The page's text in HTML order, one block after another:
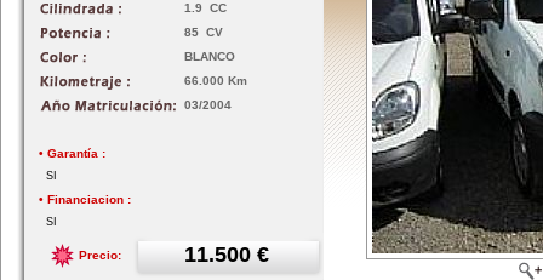
1.9 CC
85 CV
BLANCO
66.000 Km
03/2004
• Garantía :
SI
• Financiacion :
SI
Precio: 11.500 €